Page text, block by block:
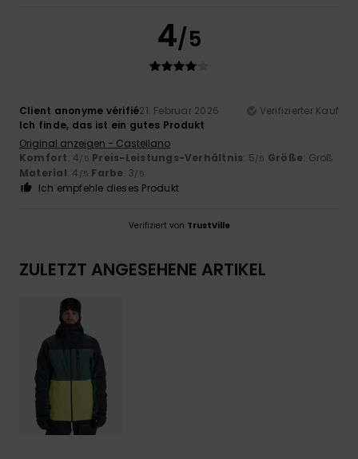
4/5
Client anonyme vérifié21. Februar 2026
Verifizierter Kauf
Ich finde, das ist ein gutes Produkt
Original anzeigen - Castellano
Komfort: 4/5 Preis-Leistungs-Verhältnis: 5/5 Größe: Groß
Material: 4 /5 Farbe: 3/5
Ich empfehle dieses Produkt
Verifiziert von TrustVille
ZULETZT ANGESEHENE ARTIKEL